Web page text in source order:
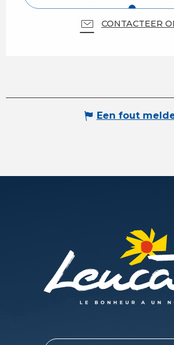
CONTACTEER
Een fout